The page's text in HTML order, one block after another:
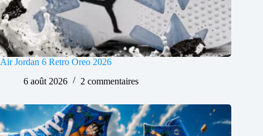
Air Jordan 6 Retro Oreo 2026
6 août 2026
2 commentaires